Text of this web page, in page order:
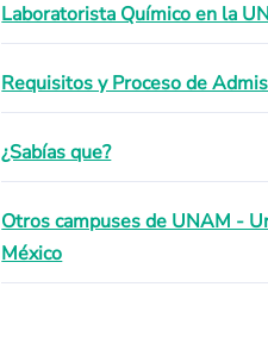
Laboratorista Químico en la
Requisitos y Proceso de
¿Sabías que?
Otros campuses de UNAM -
México